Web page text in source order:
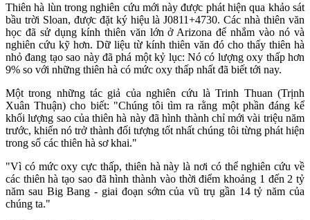
Thiên hà lùn trong nghiên cứu mới này được phát hiện qua khảo sát
bầu trời Sloan, được đặt ký hiệu là J0811+4730. Các nhà thiên văn
học đã sử dụng kính thiên văn lớn ở Arizona để nhắm vào nó và
nghiên cứu kỹ hơn. Dữ liệu từ kính thiên văn đó cho thấy thiên hà
nhỏ đang tạo sao này đã phá một kỷ lục: Nó có lượng oxy thấp hơn
9% so với những thiên hà có mức oxy thấp nhất đã biết tới nay.
Một trong những tác giả của nghiên cứu là Trinh Thuan (Trịnh
Xuân Thuận) cho biết: "Chúng tôi tìm ra rằng một phần đáng kể
khối lượng sao của thiên hà này đã hình thành chỉ mới vài triệu năm
trước, khiến nó trở thành đối tượng tốt nhất chúng tôi từng phát hiện
trong số các thiên hà sơ khai."
"Vì có mức oxy cực thấp, thiên hà này là nơi có thể nghiên cứu về
các thiên hà tạo sao đã hình thành vào thời điểm khoảng 1 đến 2 tỷ
năm sau Big Bang - giai đoạn sớm của vũ trụ gần 14 tỷ năm của
chúng ta."